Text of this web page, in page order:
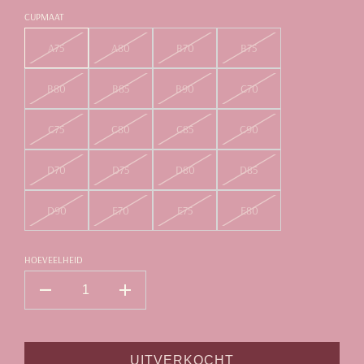
CUPMAAT
A75 A80 B70 B75
B80 B85 B90 C70
C75 C80 C85 C90
D70 D75 D80 D85
D90 E70 E75 E80
HOEVEELHEID
UITVERKOCHT